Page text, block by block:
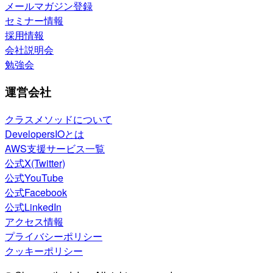
メールマガジン登録
セミナー情報
採用情報
会社説明会
勉強会
運営会社
クラスメソッドについて
DevelopersIOとは
AWS支援サービス一覧
公式X(Twitter)
公式YouTube
公式Facebook
公式LinkedIn
アクセス情報
プライバシーポリシー
クッキーポリシー